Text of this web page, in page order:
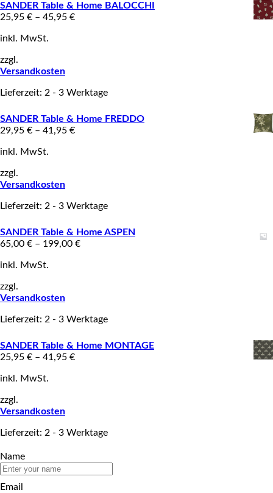
SANDER Table & Home BALOCCHI
25,95 € – 45,95 €
inkl. MwSt.
zzgl.
Versandkosten
Lieferzeit: 2 - 3 Werktage
SANDER Table & Home FREDDO
29,95 € – 41,95 €
inkl. MwSt.
zzgl.
Versandkosten
Lieferzeit: 2 - 3 Werktage
SANDER Table & Home ASPEN
65,00 € – 199,00 €
inkl. MwSt.
zzgl.
Versandkosten
Lieferzeit: 2 - 3 Werktage
SANDER Table & Home MONTAGE
25,95 € – 41,95 €
inkl. MwSt.
zzgl.
Versandkosten
Lieferzeit: 2 - 3 Werktage
Name
Email